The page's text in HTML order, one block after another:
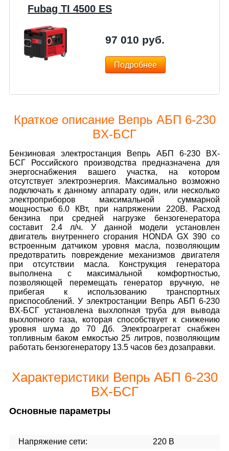
Fubag TI 4500 ES
97 010 руб.
Подробнее
Краткое описание Вепрь АБП 6-230
ВX-БСГ
Бензиновая электростанция Вепрь АБП 6-230 ВX-
БСГ Российского производства предназначена для
энергоснабжения вашего участка, на котором
отсутствует электроэнергия. Максимально возможно
подключать к данному аппарату один, или несколько
электроприборов максимальной суммарной
мощностью 6.0 КВт, при напряжении 220В. Расход
бензина при средней нагрузке бензогенератора
составит 2.4 л/ч. У данной модели установлен
двигатель внутреннего сгорания HONDA GX 390 со
встроенным датчиком уровня масла, позволяющим
предотвратить повреждение механизмов двигателя
при отсутствии масла. Конструкция генератора
выполнена с максимальной комфортностью,
позволяющей перемещать генератор вручную, не
прибегая к использованию транспортных
приспособлений. У электростанции Вепрь АБП 6-230
ВX-БСГ установлена выхлопная труба для вывода
выхлопного газа, которая способствует к снижению
уровня шума до 70 Дб. Электроагрегат снабжен
топливным баком емкостью 25 литров, позволяющим
работать бензогенератору 13.5 часов без дозаправки.
Характеристики Вепрь АБП 6-230
ВX-БСГ
Основные параметры
Напряжение сети:
220 В